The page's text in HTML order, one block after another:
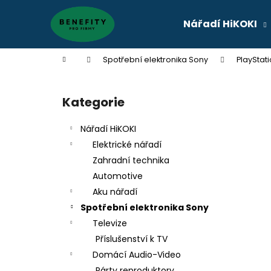
Nářadí HiKOKI
Domů Spotřební elektronika Sony
Přeskočit
kategorie
Kategorie
Nářadí HiKOKI
Elektrické nářadí
Zahradní technika
Automotive
Aku nářadí
Spotřební elektronika Sony
Televize
Příslušenství k TV
Domácí Audio-Video
í
Zpět
do
Zpět
do